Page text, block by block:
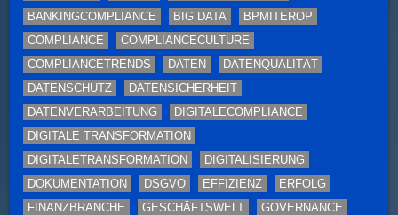
BANKINGCOMPLIANCE
BIG DATA
BPMITEROP
COMPLIANCE
COMPLIANCECULTURE
COMPLIANCETRENDS
DATEN
DATENQUALITÄT
DATENSCHUTZ
DATENSICHERHEIT
DATENVERARBEITUNG
DIGITALECOMPLIANCE
DIGITALE TRANSFORMATION
DIGITALETRANSFORMATION
DIGITALISIERUNG
DOKUMENTATION
DSGVO EFFIZIENZ
ERFOLG
FINANZBRANCHE
GESCHÄFTSWELT
GOVERNANCE